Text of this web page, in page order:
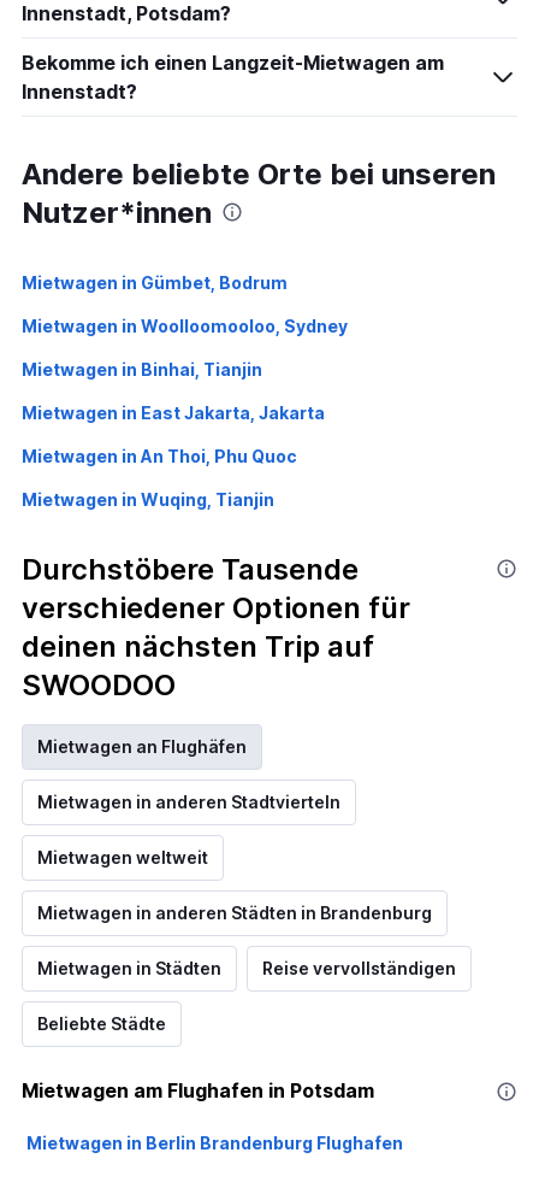
Innenstadt, Potsdam?
Bekomme ich einen Langzeit-Mietwagen am
Innenstadt?
Andere beliebte Orte bei unseren
Nutzer*innen
Mietwagen in Gümbet, Bodrum
Mietwagen in Woolloomooloo, Sydney
Mietwagen in Binhai, Tianjin
Mietwagen in East Jakarta, Jakarta
Mietwagen in An Thoi, Phu Quoc
Mietwagen in Wuqing, Tianjin
Durchstöbere Tausende
verschiedener Optionen für
deinen nächsten Trip auf
SWOODOO
Mietwagen an Flughäfen
Mietwagen in anderen Stadtvierteln
Mietwagen weltweit
Mietwagen in anderen Städten in Brandenburg
Mietwagen in Städten Reise vervollständigen
Beliebte Städte
Mietwagen am Flughafen in Potsdam
Mietwagen in Berlin Brandenburg Flughafen